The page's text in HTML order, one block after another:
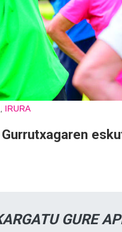
IRURA
GURE